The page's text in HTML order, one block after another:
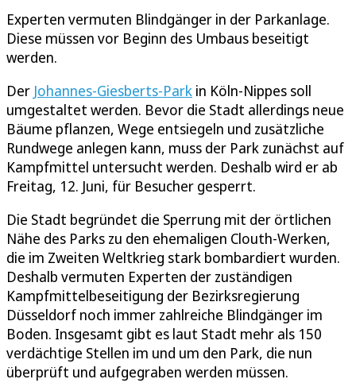
Experten vermuten Blindgänger in der Parkanlage.
Diese müssen vor Beginn des Umbaus beseitigt
werden.
Der Johannes-Giesberts-Park in Köln-Nippes soll
umgestaltet werden. Bevor die Stadt allerdings neue
Bäume pflanzen, Wege entsiegeln und zusätzliche
Rundwege anlegen kann, muss der Park zunächst auf
Kampfmittel untersucht werden. Deshalb wird er ab
Freitag, 12. Juni, für Besucher gesperrt.
Die Stadt begründet die Sperrung mit der örtlichen
Nähe des Parks zu den ehemaligen Clouth-Werken,
die im Zweiten Weltkrieg stark bombardiert wurden.
Deshalb vermuten Experten der zuständigen
Kampfmittelbeseitigung der Bezirksregierung
Düsseldorf noch immer zahlreiche Blindgänger im
Boden. Insgesamt gibt es laut Stadt mehr als 150
verdächtige Stellen im und um den Park, die nun
überprüft und aufgegraben werden müssen.